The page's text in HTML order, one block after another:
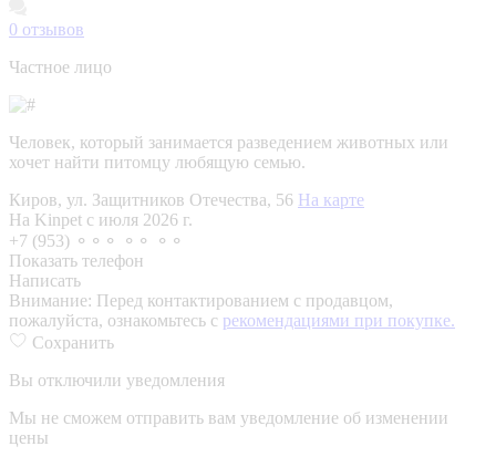
0 отзывов
Частное лицо
Человек, который занимается разведением животных или
хочет найти питомцу любящую семью.
Киров, ул. Защитников Отечества, 56 На карте
На Kinpet c июля 2026 г.
+7 (953) ⚬⚬⚬ ⚬⚬ ⚬⚬
Показать телефон
Написать
Внимание: Перед контактированием с продавцом,
пожалуйста, ознакомьтесь с рекомендациями при покупке.
Сохранить
Вы отключили уведомления
Мы не сможем отправить вам уведомление об изменении
цены